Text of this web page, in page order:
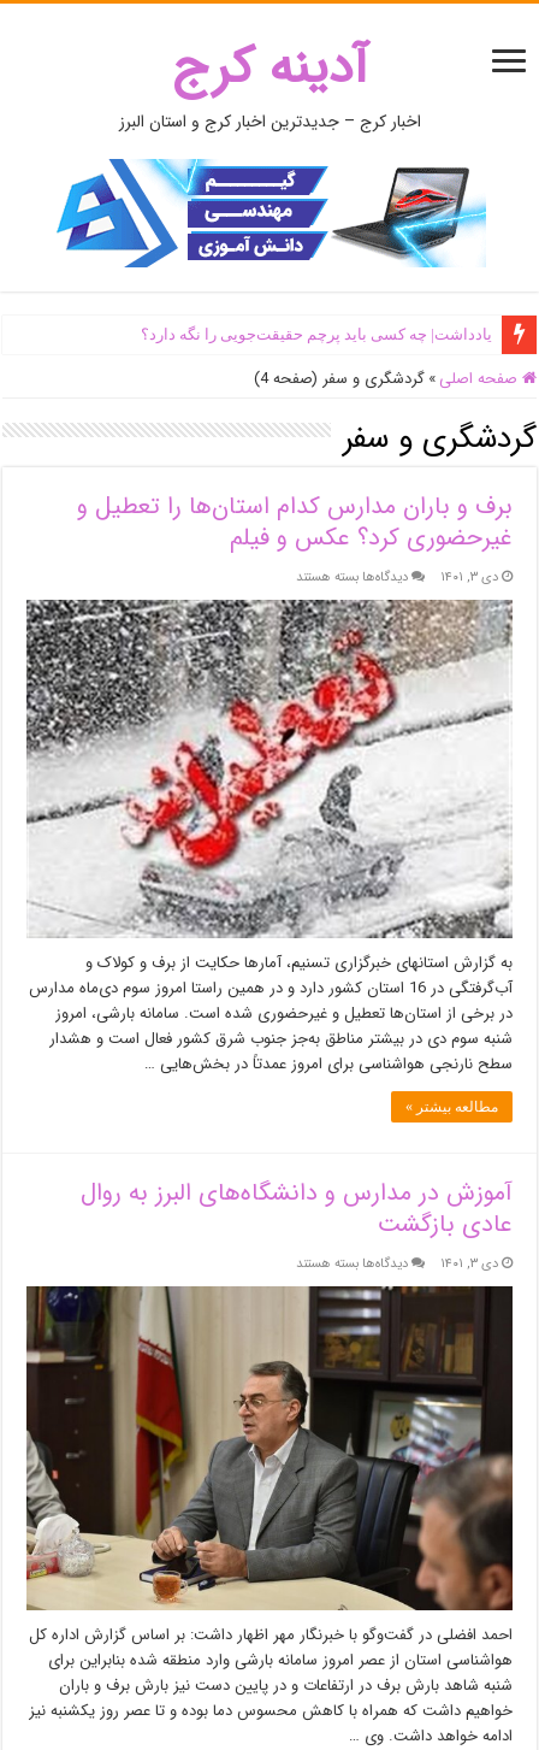
آدینه کرج
اخبار کرج – جدیدترین اخبار کرج و استان البرز
یادداشت| ‌چه کسی باید پرچم حقیقت‌جویی را نگه دارد؟
اَبَر‌ویلای شخص ذی‌نفوذ در حاشیه‌ رود کرج تخریب شد + جزئیات و فیلم
صفحه اصلی » گردشگری و سفر (صفحه 4)
گردشگری و سفر
برف و باران مدارس کدام استان‌ها را تعطیل و
غیرحضوری کرد؟ عکس و فیلم
دی ۳, ۱۴۰۱ دیدگاه‌هابرای
برف
و
باران
مدارس
کدام
استان‌ها
را
تعطیل
و
غیرحضوری
کرد؟
عکس
و
فیلم
بسته هستند
به گزارش استانهای خبرگزاری تسنیم، آمارها حکایت از برف و کولاک و
آب‌گرفتگی در 16 استان کشور دارد و در همین راستا امروز سوم دی‌ماه مدارس
در برخی از استان‌ها تعطیل و غیرحضوری شده است. سامانه بارشی، امروز
شنبه سوم دی در بیشتر مناطق به‌جز جنوب شرق کشور فعال است و هشدار
سطح نارنجی هواشناسی برای امروز عمدتاً در بخش‌هایی …
مطالعه بیشتر »
آموزش در مدارس و دانشگاه‌های البرز به روال
عادی بازگشت
دی ۳, ۱۴۰۱ دیدگاه‌هابرای
آموزش
در
مدارس
و
دانشگاه‌های
روال
عادی
بازگشت
بسته هستند
احمد افضلی در گفت‌وگو با خبرنگار مهر اظهار داشت: بر اساس گزارش اداره کل
هواشناسی استان از عصر امروز سامانه بارشی وارد منطقه شده بنابراین برای
شنبه شاهد بارش برف در ارتفاعات و در پایین دست نیز بارش برف و باران
خواهیم داشت که همراه با کاهش محسوس دما بوده و تا عصر روز یکشنبه نیز
ادامه خواهد داشت. وی …